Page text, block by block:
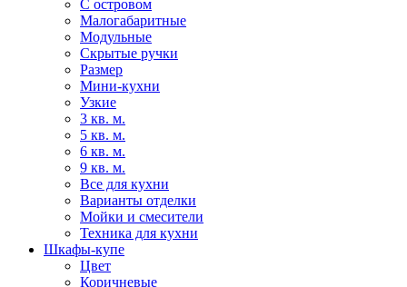
С островом
Малогабаритные
Модульные
Скрытые ручки
Размер
Мини-кухни
Узкие
3 кв. м.
5 кв. м.
6 кв. м.
9 кв. м.
Все для кухни
Варианты отделки
Мойки и смесители
Техника для кухни
Шкафы-купе
Цвет
Коричневые